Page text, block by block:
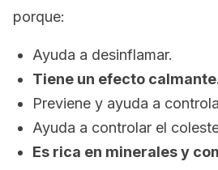
porque:
Ayuda a desinflamar.
Tiene un efecto
Previene y ayuda a
Ayuda a controlar el
Es rica en minerales y